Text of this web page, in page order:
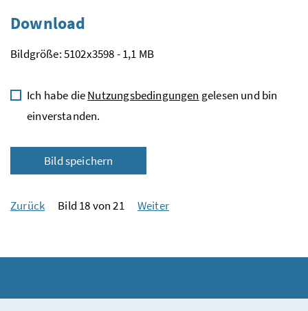
Download
Bildgröße: 5102x3598 - 1,1 MB
Ich habe dieNutzungsbedingungen gelesen und bin
einverstanden.
Bild speichern
Zurück Bild 18 von 21 Weiter